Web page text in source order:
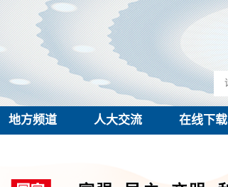
地方频道 人大交流 在线下载